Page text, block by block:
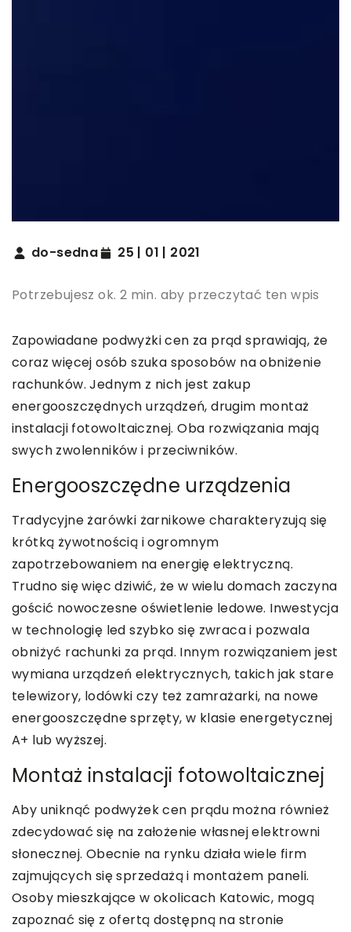
do-sedna 25 | 01 | 2021
Potrzebujesz ok. 2 min. aby przeczytać ten wpis
Zapowiadane podwyżki cen za prąd sprawiają, że
coraz więcej osób szuka sposobów na obniżenie
rachunków. Jednym z nich jest zakup
energooszczędnych urządzeń, drugim montaż
instalacji fotowoltaicznej. Oba rozwiązania mają
swych zwolenników i przeciwników.
Energooszczędne urządzenia
Tradycyjne żarówki żarnikowe charakteryzują się
krótką żywotnością i ogromnym
zapotrzebowaniem na energię elektryczną.
Trudno się więc dziwić, że w wielu domach zaczyna
gościć nowoczesne oświetlenie ledowe. Inwestycja
w technologię led szybko się zwraca i pozwala
obniżyć rachunki za prąd. Innym rozwiązaniem jest
wymiana urządzeń elektrycznych, takich jak stare
telewizory, lodówki czy też zamrażarki, na nowe
energooszczędne sprzęty, w klasie energetycznej
A+ lub wyższej.
Montaż instalacji fotowoltaicznej
Aby uniknąć podwyżek cen prądu można również
zdecydować się na założenie własnej elektrowni
słonecznej. Obecnie na rynku działa wiele firm
zajmujących się sprzedażą i montażem paneli.
Osoby mieszkające w okolicach Katowic, mogą
zapoznać się z ofertą dostępną na stronie